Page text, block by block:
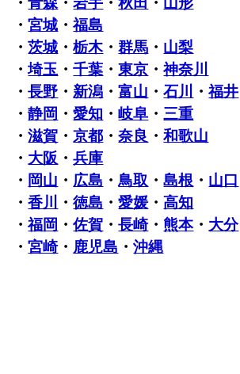
・宮城 ・福島
・茨城 ・栃木・群馬 ・ 山梨
・埼玉 ・千葉 ・東京 ・神奈川
・長野 ・ 新潟 ・富山 ・石川 ・福井
・静岡 ・愛知 ・岐阜 ・ 三重
・滋賀 ・京都 ・奈良 ・和歌山
・ 大阪 ・兵庫
・ 岡山 ・ 広島 ・ 鳥取 ・島根 ・ 山口
・香川 ・徳島 ・愛媛 ・高知
・福岡 ・佐賀 ・長崎・ 熊本・ 大分
・宮崎・ 鹿児島 ・沖縄